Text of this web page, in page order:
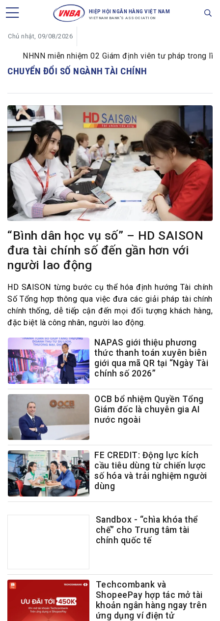
HIỆP HỘI NGÂN HÀNG VIỆT NAM
VIETNAM BANK'S ASSOCIATION
Chủ nhật, 09/08/2026
NHNN miễn nhiệm 02 Giám định viên tư pháp trong lĩnh
CHUYỂN ĐỔI SỐ NGÀNH TÀI CHÍNH
“Bình dân học vụ số” – HD SAISON
đưa tài chính số đến gần hơn với
người lao động
HD SAISON từng bước cụ thể hóa định hướng Tài chính
Số Tổng hợp thông qua việc đưa các giải pháp tài chính
chính thống, dễ tiếp cận đến mọi đối tượng khách hàng,
đặc biệt là công nhân, người lao động.
NAPAS giới thiệu phương
thức thanh toán xuyên biên
giới qua mã QR tại “Ngày Tài
chính số 2026”
OCB bổ nhiệm Quyền Tổng
Giám đốc là chuyên gia AI
nước ngoài
FE CREDIT: Động lực kích
cầu tiêu dùng từ chiến lược
số hóa và trải nghiệm người
dùng
Sandbox - “chìa khóa thể
chế” cho Trung tâm tài
chính quốc tế
Techcombank và
ShopeePay hợp tác mở tài
khoản ngân hàng ngay trên
ứng dụng ví điện tử